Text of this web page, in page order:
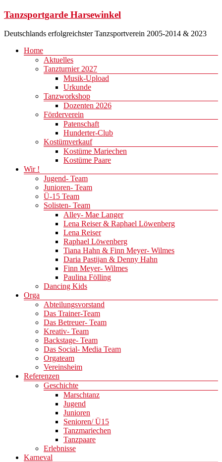
Zum
springen
Tanzsportgarde Harsewinkel
Deutschlands erfolgreichster Tanzsportverein 2005-2014 & 2023
Menü
Home
Aktuelles
Tanzturnier 2027
Musik-Upload
Urkunde
Tanzworkshop
Dozenten 2026
Förderverein
Patenschaft
Hunderter-Club
Kostümverkauf
Kostüme Mariechen
Kostüme Paare
Wir !
Jugend- Team
Junioren- Team
Ü-15 Team
Solisten- Team
Alley- Mae Langer
Lena Reiser & Raphael Löwenberg
Lena Reiser
Raphael Löwenberg
Tiana Hahn & Finn Meyer- Wilmes
Daria Pastijan & Denny Hahn
Finn Meyer- Wilmes
Paulina Fölling
Dancing Kids
Orga
Abteilungsvorstand
Das Trainer-Team
Das Betreuer- Team
Kreativ- Team
Backstage- Team
Das Social- Media Team
Orgateam
Vereinsheim
Referenzen
Geschichte
Marschtanz
Jugend
Junioren
Senioren/ Ü15
Tanzmariechen
Tanzpaare
Erlebnisse
Karneval